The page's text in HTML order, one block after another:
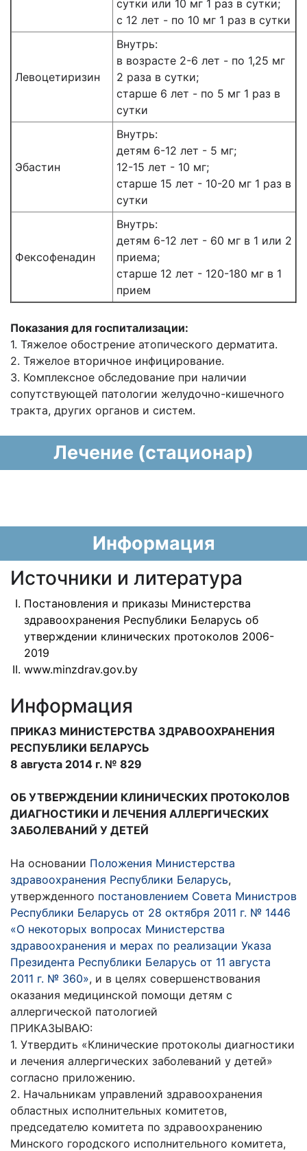
сутки или 10 мг 1 раз в сутки;
с 12 лет - по 10 мг 1 раз в сутки
Левоцетиризин
Внутрь:
в возрасте 2-6 лет - по 1,25 мг
2 раза в сутки;
старше 6 лет - по 5 мг 1 раз в
сутки
Эбастин
Внутрь:
детям 6-12 лет - 5 мг;
12-15 лет - 10 мг;
старше 15 лет - 10-20 мг 1 раз в
сутки
Фексофенадин
Внутрь:
детям 6-12 лет - 60 мг в 1 или 2
приема;
старше 12 лет - 120-180 мг в 1
прием
Показания для госпитализации:
1. Тяжелое обострение атопического дерматита.
2. Тяжелое вторичное инфицирование.
3. Комплексное обследование при наличии
сопутствующей патологии желудочно-кишечного
тракта, других органов и систем.
Лечение (стационар)
Информация
Источники и литература
Постановления и приказы Министерства
здравоохранения Республики Беларусь об
утверждении клинических протоколов 2006-
2019
www.minzdrav.gov.by
Информация
ПРИКАЗ МИНИСТЕРСТВА ЗДРАВООХРАНЕНИЯ
РЕСПУБЛИКИ БЕЛАРУСЬ
8 августа 2014 г. № 829
ОБ УТВЕРЖДЕНИИ КЛИНИЧЕСКИХ ПРОТОКОЛОВ
ДИАГНОСТИКИ И ЛЕЧЕНИЯ АЛЛЕРГИЧЕСКИХ
ЗАБОЛЕВАНИЙ У ДЕТЕЙ
На основании Положения Министерства
здравоохранения Республики Беларусь,
утвержденного постановлением Совета Министров
Республики Беларусь от 28 октября 2011 г. № 1446
«О некоторых вопросах Министерства
здравоохранения и мерах по реализации Указа
Президента Республики Беларусь от 11 августа
2011 г. № 360», и в целях совершенствования
оказания медицинской помощи детям с
аллергической патологией
ПРИКАЗЫВАЮ:
1. Утвердить «Клинические протоколы диагностики
и лечения аллергических заболеваний у детей»
согласно приложению.
2. Начальникам управлений здравоохранения
областных исполнительных комитетов,
председателю комитета по здравоохранению
Минского городского исполнительного комитета,